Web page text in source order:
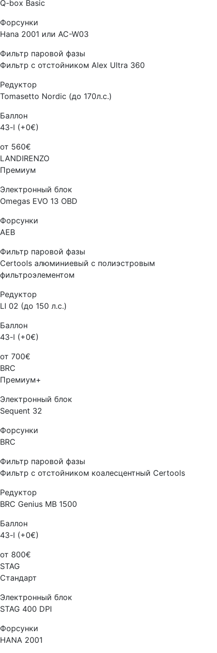
Q-box Basic
Форсунки
Hana 2001 или AC-W03
Фильтр паровой фазы
Фильтр с отстойником Alex Ultra 360
Редуктор
Tomasetto Nordic (до 170л.с.)
Баллон
43-l (+0€)
от 560€
LANDIRENZO
Премиум
Электронный блок
Omegas EVO 13 OBD
Форсунки
AEB
Фильтр паровой фазы
Certools алюминиевый с полиэстровым
фильтроэлементом
Редуктор
LI 02 (до 150 л.с.)
Баллон
43-l (+0€)
от 700€
BRC
Премиум+
Электронный блок
Sequent 32
Форсунки
BRC
Фильтр паровой фазы
Фильтр с отстойником коалесцентный Certools
Редуктор
BRC Genius MB 1500
Баллон
43-l (+0€)
от 800€
STAG
Стандарт
Электронный блок
STAG 400 DPI
Форсунки
HANA 2001